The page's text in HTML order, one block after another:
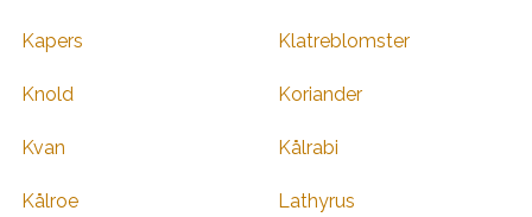
Kapers Klatreblomster
Knold Koriander
Kvan Kålrabi
Kålroe Lathyrus